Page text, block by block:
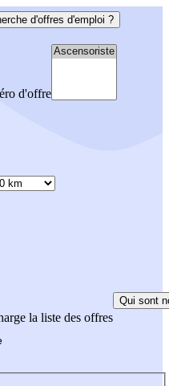
d'offres d'emploi ?
d'offre
la liste des offres
Qui sont